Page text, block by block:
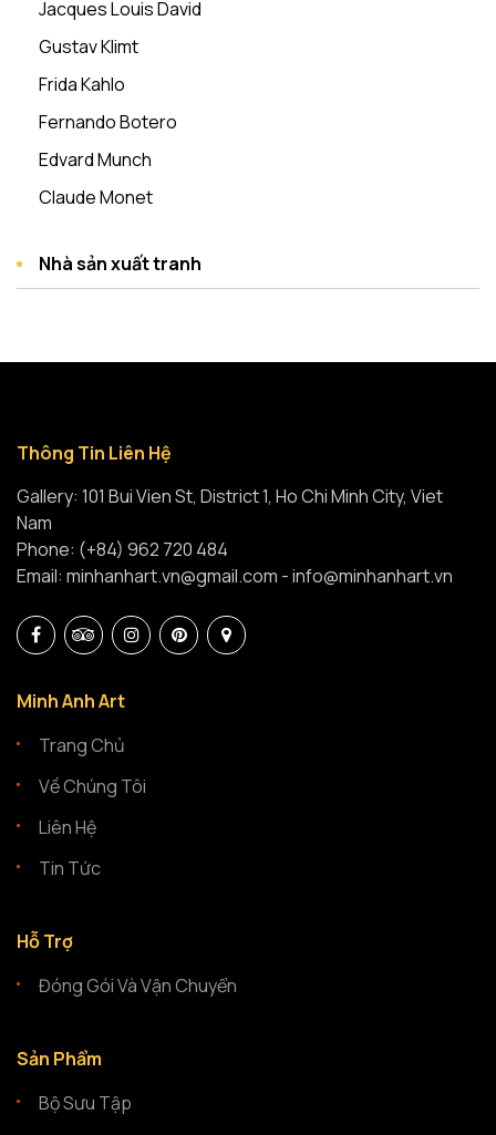
Jacques Louis David
Gustav Klimt
Frida Kahlo
Fernando Botero
Edvard Munch
Claude Monet
Nhà sản xuất tranh
Thông Tin Liên Hệ
Gallery: 101 Bui Vien St, District 1, Ho Chi Minh City, Viet
Nam
Phone: (+84) 962 720 484
Email: minhanhart.vn@gmail.com - info@minhanhart.vn
Minh Anh Art
Trang Chủ
Về Chúng Tôi
Liên Hệ
Tin Tức
Hỗ Trợ
Đóng Gói Và Vận Chuyển
Sản Phẩm
Bộ Sưu Tập